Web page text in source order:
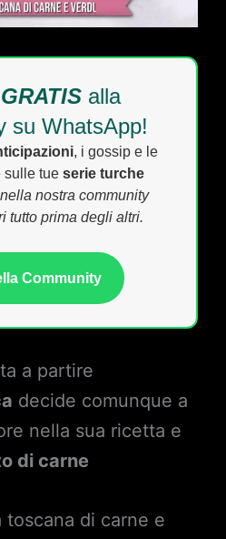
GRATISalla
su WhatsApp!
, i gossip e le
sulle tue serie turche
nostra community
tutto prima degli altri.
Community
a partire
decide comunque a
nella sua ricetta e
di carne
di carne e